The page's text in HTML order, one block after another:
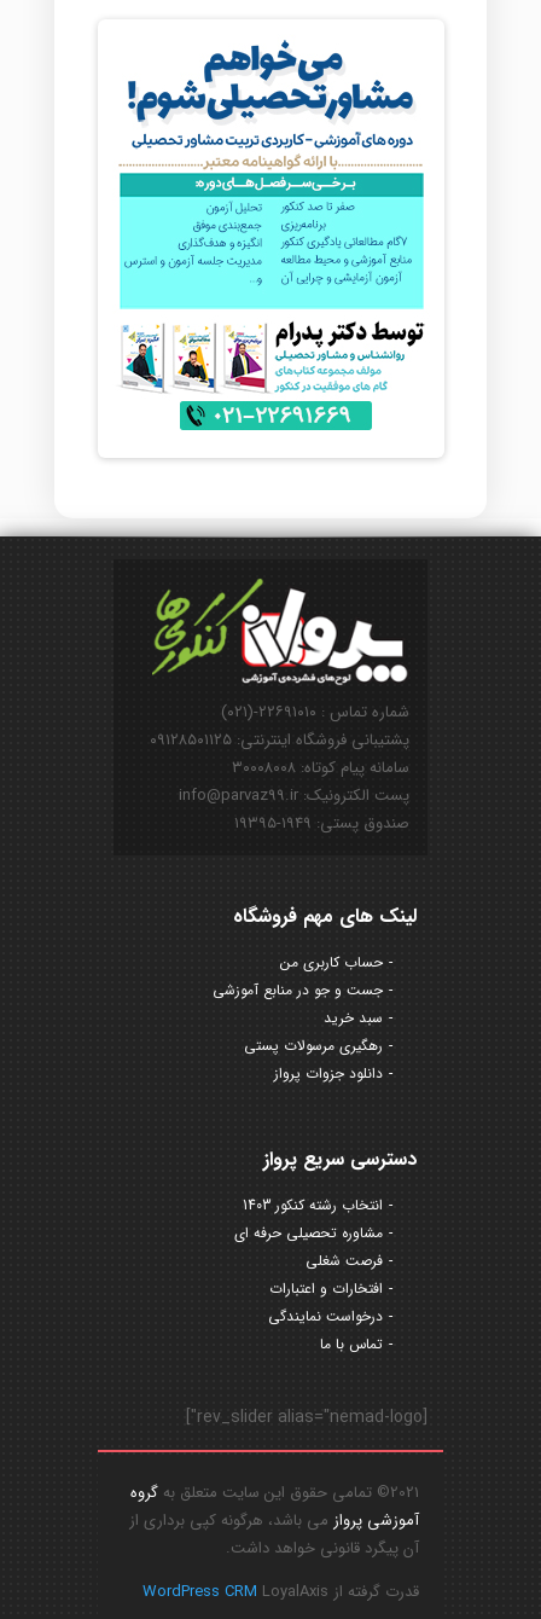
شماره تماس : ۲۲۶۹۱۰۱۰-(۰۲۱)
پشتیبانی فروشگاه اینترنتی: ۰۹۱۲۸۵۰۱۱۲۵
سامانه پیام کوتاه: ۳۰۰۰۸۰۰۸
پست الکترونیک: info@parvaz99.ir
صندوق پستی: ۱۹۴۹-۱۹۳۹۵
لینک های مهم فروشگاه
حساب کاربری من
جست و جو در منابع آموزشی
سبد خرید
رهگیری مرسولات پستی
دانلود جزوات پرواز
دسترسی سریع پرواز
انتخاب رشته کنکور 1403
مشاوره تحصیلی حرفه ای
فرصت شغلی
افتخارات و اعتبارات
درخواست نمایندگی
تماس با ما
[rev_slider alias="nemad-logo"]
2021© تمامی حقوق این سایت متعلق به
گروه
آموزشی پروازمی باشد، هرگونه کپی برداری از
آن پیگرد قانونی خواهد داشت.
قدرت گرفته از
WordPress CRM LoyalAxis